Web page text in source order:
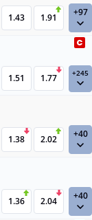
1.43 1.91 +97
1.51 1.77 +245
1.38 2.02 +40
1.36 2.04 +40